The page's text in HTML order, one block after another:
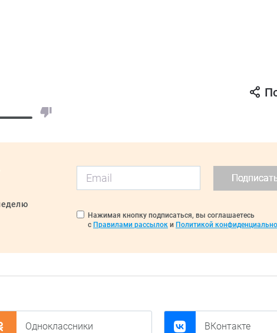
Нажимая кнопку подписаться, вы соглашаетесь
с Правилами рассылок и Политикой
Одноклассники ВКонтакте